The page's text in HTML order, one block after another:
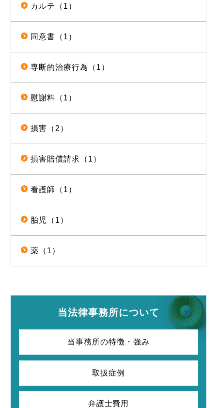
カルテ（1）
同意書（1）
専断的治療行為（1）
慰謝料（1）
損害（2）
損害賠償請求（1）
看護師（1）
胎児（1）
薬（1）
当法律事務所について
当事務所の特徴・強み
取扱症例
弁護士費用